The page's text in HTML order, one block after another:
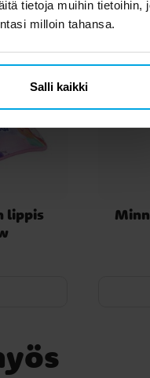
tietoja muihin tietoihin,
milloin tahansa.
Salli kaikki
lippis